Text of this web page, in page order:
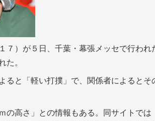
７）が５日、千葉・幕張メッセで行わ
た。
ると「軽い打撲」で、関係者によると
の高さ」との情報もある。同サイトで